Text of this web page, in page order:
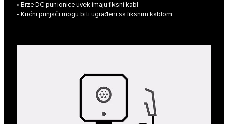
• Brze DC punionice uvek imaju fiksni kabl
• Kućni punjači mogu biti ugrađeni sa fiksnim kablom